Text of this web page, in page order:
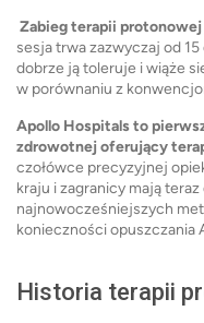
Zabieg terapii protonowej
sesja trwa zazwyczaj od
dobrze ją toleruje i wiąże
w porównaniu z
Apollo Hospitals to
zdrowotnej oferujący
czołówce precyzyjnej
kraju i zagranicy mają
najnowocześniejszych
konieczności opuszczania
Historia terapii